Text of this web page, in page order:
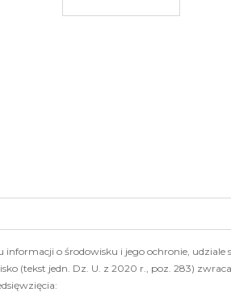
o środowisku i jego ochronie, udziale
(tekst jedn. Dz. U. z 2020 r., poz. 283)